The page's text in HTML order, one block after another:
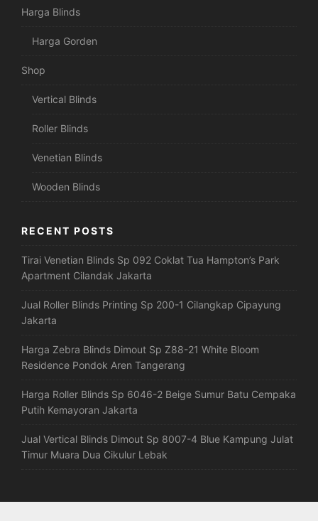
Harga Blinds
Harga Gorden
Shop
Vertical Blinds
Roller Blinds
Venetian Blinds
Wooden Blinds
RECENT POSTS
Tirai Venetian Blinds Sp 092 Coklat Tua Hampton’s Park
Apartment Cilandak Jakarta
Jual Roller Blinds Printing Sp 200-1 Cilangkap Cipayung
Jakarta
Harga Zebra Blinds Dimout Sp Z88-21 White Bloom
Residence Pondok Aren Tangerang
Harga Roller Blinds Sp 6046-2 Beige Sumur Batu Cempaka
Putih Kemayoran Jakarta
Jual Vertical Blinds Dimout Sp 8007-4 Blue Kampung Julat
Timur Muara Dua Cikulur Lebak